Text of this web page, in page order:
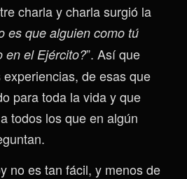
charla y charla surgió la
es que alguien como tú
en el Ejército?”. Así que
de esas que
para toda la vida y que
todos los que en algún
no es tan fácil, y menos de